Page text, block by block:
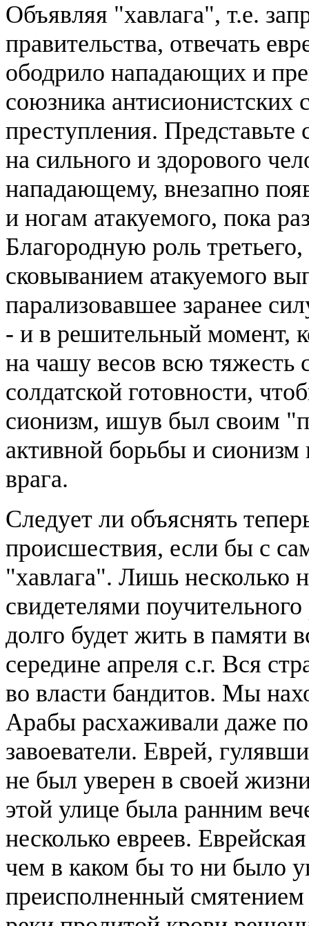
Объявляя "хавлага", т.е.
правительства, отвечать
ободрило нападающих и
союзника
преступления. Представьте
на сильного и здорового
нападающему, внезапно
и ногам атакуемого, пока
Благородную роль
сковыванием атакуемого
парализовавшее заранее
- и в решительный момент,
на чашу весов всю тяжесть
солдатской готовности,
сионизм, ишув был своим
активной борьбы и
врага.
Следует ли объяснять
происшествия, если бы с
"хавлага". Лишь несколько
свидетелями
долго будет жить в памяти
середине апреля с.г. Вся
во власти бандитов. Мы
Арабы расхаживали даже
завоеватели. Еврей,
не был уверен в своей
этой улице была ранним
несколько евреев.
чем в каком бы то ни было
преисполненный